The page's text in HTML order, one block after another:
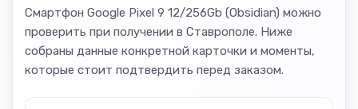
Смартфон Google Pixel 9 12/256Gb (Obsidian) можно
проверить при получении в Ставрополе. Ниже
собраны данные конкретной карточки и моменты,
которые стоит подтвердить перед заказом.